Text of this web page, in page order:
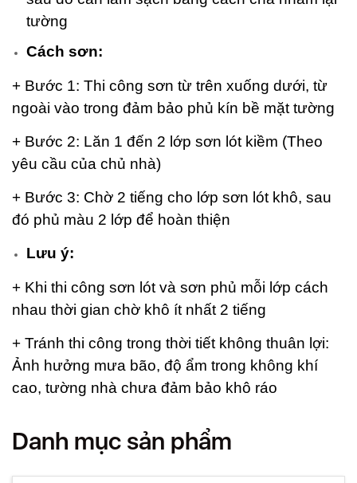
tường
Cách sơn:
+ Bước 1: Thi công sơn từ trên xuống dưới, từ
ngoài vào trong đảm bảo phủ kín bề mặt tường
+ Bước 2: Lăn 1 đến 2 lớp sơn lót kiềm (Theo
yêu cầu của chủ nhà)
+ Bước 3: Chờ 2 tiếng cho lớp sơn lót khô, sau
đó phủ màu 2 lớp để hoàn thiện
Lưu ý:
+ Khi thi công sơn lót và sơn phủ mỗi lớp cách
nhau thời gian chờ khô ít nhất 2 tiếng
+ Tránh thi công trong thời tiết không thuân lợi:
Ảnh hưởng mưa bão, độ ẩm trong không khí
cao, tường nhà chưa đảm bảo khô ráo
Danh mục sản phẩm